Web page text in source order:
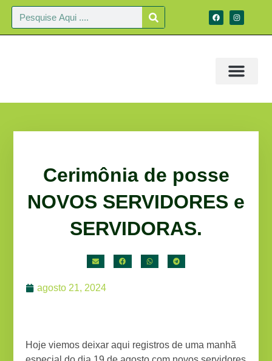
Cerimônia de posse
NOVOS SERVIDORES e
SERVIDORAS.
agosto 21, 2024
Hoje viemos deixar aqui registros de uma manhã